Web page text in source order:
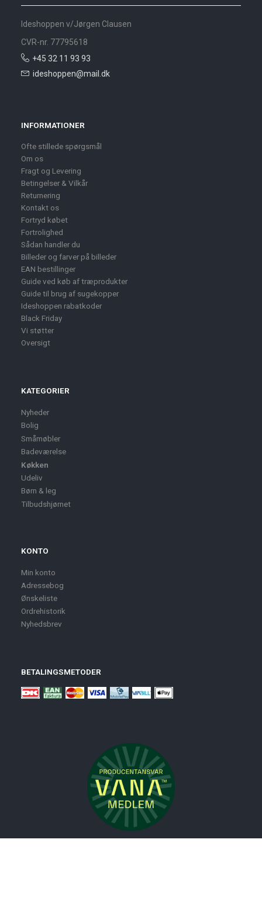
Ideshoppen v/Jørgen Clausen
CVR-nr. 77795618
+45 32 11 93 93
ideshoppen@mail.dk
INFORMATIONER
Ofte stillede spørgsmål
Om os
Fragt og Levering
Betingelser & Vilkår
Returnering
Kontakt os
Fortryd købet
Fortrolighed
Sådan handler du
Billeder og farver på billeder
EAN bestillinger
Guide ved køb af træprodukter
Guide til brug af sugekopper
Ideshoppen rabatkoder
Black Friday
Vi støtter
Oversigt
KATEGORIER
Nyheder
Bolig
Småmøbler
Badeværelse
Køkken
Udeliv
Børn & leg
Tilbudshjørnet
KONTO
Min konto
Adressebog
Ønskeliste
Ordrehistorik
Nyhedsbrev
BETALINGSMETODER